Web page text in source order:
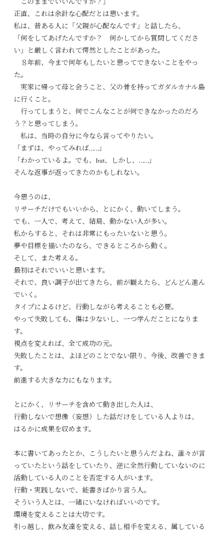
このままでいいんですか？」
正直、これは余計な心配だとは思います。
私は、昔ある人に「父親が心配なんです」と話したら、
「何をしてあげたんですか？ 何かしてから質問してくださ
い」と厳しく言われて愕然としたことがあった。
８年前、今まで何年もしたいと思ってできないことをやっ
た。
実家に帰って母と会うこと、父の骨を持ってガダルカナル島
に行くこと。
行ってしまうと、何でこんなことが何できなかったのだろ
う？と思ってしまう。
私は、当時の自分に今なら言ってやりたい。
「まずは、やってみれば……」
「わかっているよ。でも、but、しかし、……」
そんな返事が返ってきたのかもしれない。
今思うのは、
リサーチだけでもいいから、とにかく、動いてしまう。
でも、一人で、考えて、結局、動かない人が多い。
私からすると、それは非常にもったいないと思う。
夢や目標を描いたのなら、できるところから動く。
そして、また考える。
最初はそれでいいと思います。
それで、良い調子が出てきたら、前が観えたら、どんどん進ん
でいく。
タイプによるけど、行動しながら考えることも必要。
やって失敗しても、傷は少ないし、一つ学んだことになりま
す。
視点を変えれば、全て成功の元。
失敗したことは、よほどのことでない限り、今後、改善できま
す。
前進する大きな力にもなります。
とにかく、リサーチを含めて動き出した人は、
行動しないで想像（妄想）した話だけをしている人よりは、
はるかに成果を収めます。
本に書いてあったとか、こうしたいと思うんだよね、誰々が言
っていたという話をしていたり、逆に全然行動していないのに
活動している人のことを否定する人がいます。
行動・実践しないで、能書きばかり言う人。
そういう人とは、一緒にいなければいいのです。
環境を変えることは大切です。
引っ越し、飲み友達を変える、話し相手を変える、属している